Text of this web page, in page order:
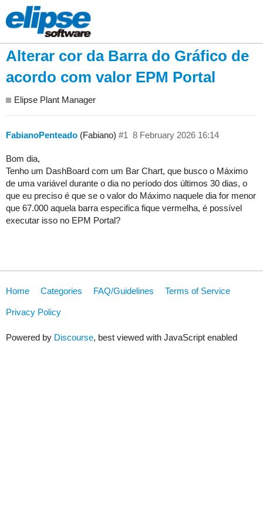
Alterar cor da Barra do Gráfico de
acordo com valor EPM Portal
Elipse Plant Manager
FabianoPenteado (Fabiano) 8 February 2026 16:14
#1
Bom dia,
Tenho um DashBoard com um Bar Chart, que busco o Máximo
de uma variável durante o dia no período dos últimos 30 dias, o
que eu preciso é que se o valor do Máximo naquele dia for menor
que 67.000 aquela barra especifica fique vermelha, é possível
executar isso no EPM Portal?
Home Categories FAQ/Guidelines Terms of Service
Privacy Policy
Powered by Discourse, best viewed with JavaScript enabled